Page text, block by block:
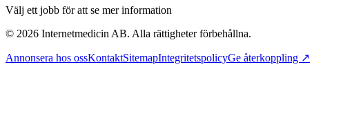
Välj ett jobb för att se mer information
© 2026 Internetmedicin AB. Alla rättigheter förbehållna.
Annonsera hos ossKontaktSitemapIntegritetspolicyGe återkoppling ↗